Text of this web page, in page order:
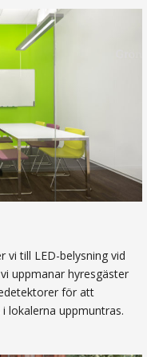
vi till LED-belysning vid
uppmanar hyresgäster
för att
lokalerna uppmuntras.